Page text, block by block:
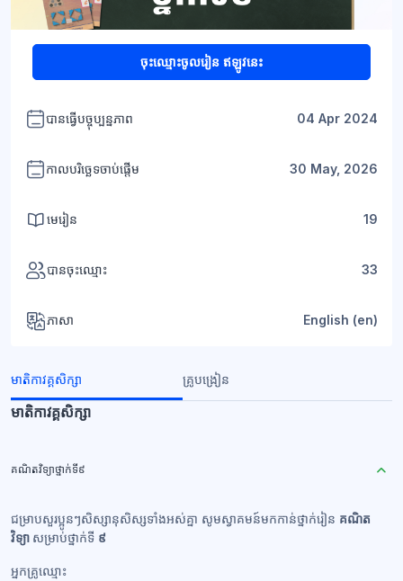
ចុះឈ្មោះចូលរៀន ឥឡូវនេះ
បានធ្វើបច្ចុប្បន្នភាព 04 Apr 2024
កាលបរិច្ឆេទចាប់ផ្តើម 30 May, 2026
មេរៀន 19
បានចុះឈ្មោះ 33
ភាសា English ‎(en)‎
មាតិកាវគ្គសិក្សា គ្រូបង្រៀន
មាតិកាវគ្គសិក្សា
គណិតវិទ្យាថ្នាក់ទី៩
ជម្រាបសួរប្អូនៗសិស្សានុសិស្សទាំងអស់គ្នា សូមស្វាគមន៍មកកាន់ថ្នាក់រៀន គណិត
វិទ្យា សម្រាប់ថ្នាក់ទី ៩
អ្នកគ្រូឈ្មោះ